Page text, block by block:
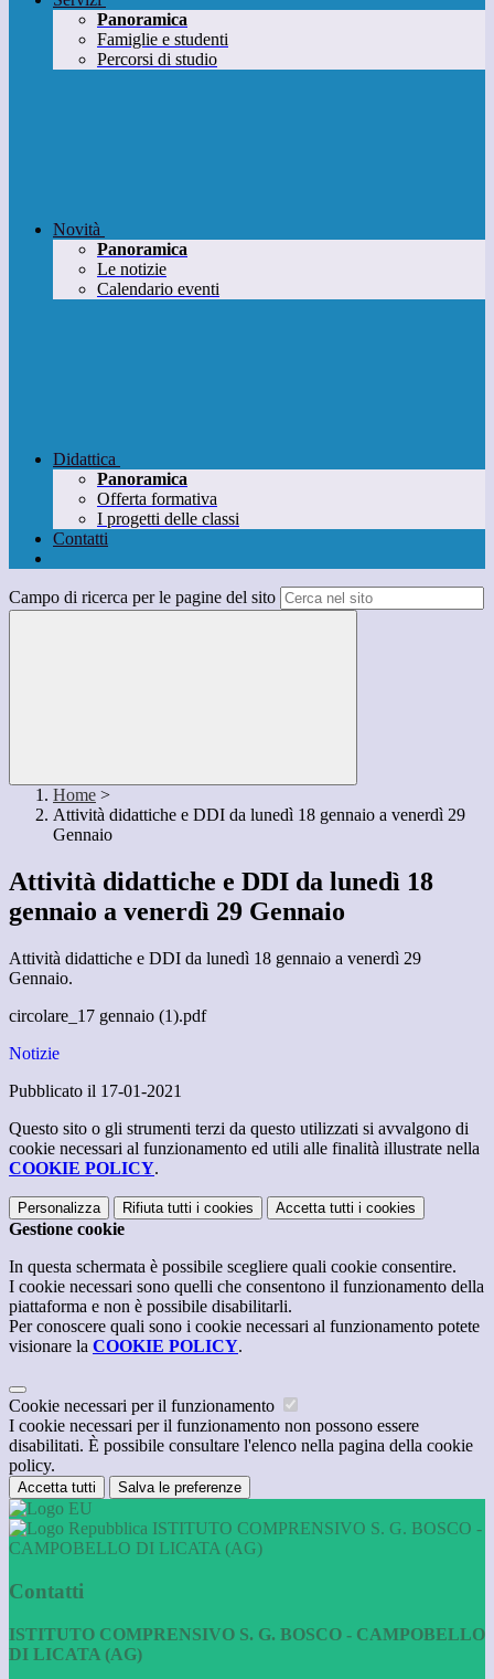
Panoramica
Famiglie e studenti
Percorsi di studio
Novità
Panoramica
Le notizie
Calendario eventi
Didattica
Panoramica
Offerta formativa
I progetti delle classi
Contatti
Campo di ricerca per le pagine del sito
Home >
Attività didattiche e DDI da lunedì 18 gennaio a venerdì 29
Gennaio
Attività didattiche e DDI da lunedì 18
gennaio a venerdì 29 Gennaio
Attività didattiche e DDI da lunedì 18 gennaio a venerdì 29
Gennaio.
circolare_17 gennaio (1).pdf
Notizie
Pubblicato il 17-01-2021
Questo sito o gli strumenti terzi da questo utilizzati si avvalgono di
cookie necessari al funzionamento ed utili alle finalità illustrate nella
COOKIE POLICY.
Personalizza Rifiuta tutti i cookies Accetta tutti i cookies
Gestione cookie
In questa schermata è possibile scegliere quali cookie consentire.
I cookie necessari sono quelli che consentono il funzionamento della
piattaforma e non è possibile disabilitarli.
Per conoscere quali sono i cookie necessari al funzionamento potete
visionare la COOKIE POLICY.
Cookie necessari per il funzionamento
I cookie necessari per il funzionamento non possono essere
disabilitati. È possibile consultare l'elenco nella pagina della cookie
policy.
Accetta tutti Salva le preferenze
ISTITUTO COMPRENSIVO S. G. BOSCO -
CAMPOBELLO DI LICATA (AG)
Contatti
ISTITUTO COMPRENSIVO S. G. BOSCO - CAMPOBELLO
DI LICATA (AG)